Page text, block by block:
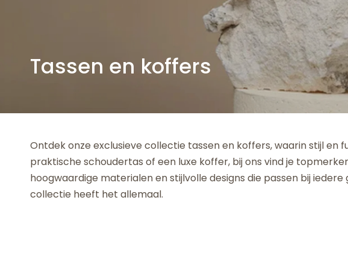
Tassen en koffers
Ontdek onze exclusieve collectie tassen en koffers, waarin stijl
praktische schoudertas of een luxe koffer, bij ons vind je
hoogwaardige materialen en stijlvolle designs die passen bij
collectie heeft het allemaal.